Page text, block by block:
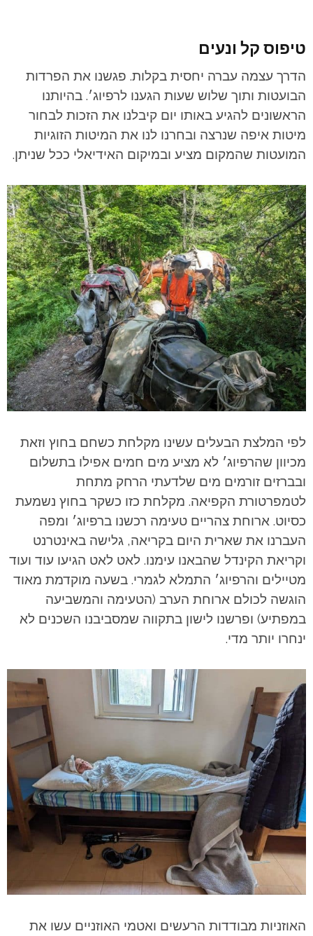
טיפוס קל ונעים
הדרך עצמה עברה יחסית בקלות. פגשנו את הפרדות
הבועטות ותוך שלוש שעות הגענו לרפיוג׳. בהיותנו
הראשונים להגיע באותו יום קיבלנו את הזכות לבחור
מיטות איפה שנרצה ובחרנו לנו את המיטות הזוגיות
המועטות שהמקום מציע ובמיקום האידיאלי ככל שניתן.
לפי המלצת הבעלים עשינו מקלחת כשחם בחוץ וזאת
מכיוון שהרפיוג׳ לא מציע מים חמים אפילו בתשלום
ובברזים זורמים מים שלדעתי הרחק מתחת
לטמפרטורת הקפיאה. מקלחת כזו כשקר בחוץ נשמעת
כסיוט. ארוחת צהריים טעימה רכשנו ברפיוג׳ ומפה
העברנו את שארית היום בקריאה, גלישה באינטרנט
וקריאת הקינדל שהבאנו עימנו. לאט לאט הגיעו עוד ועוד
מטיילים והרפיוג׳ התמלא לגמרי. בשעה מוקדמת מאוד
הוגשה לכולם ארוחת הערב (הטעימה והמשביעה
במפתיע) ופרשנו לישון בתקווה שמסביבנו השכנים לא
ינחרו יותר מדי.
האוזניות מבודדות הרעשים ואטמי האוזניים עשו את